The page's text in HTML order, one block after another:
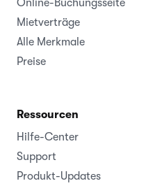
Online-Buchungsseite
Mietverträge
Alle Merkmale
Preise
Ressourcen
Hilfe-Center
Support
Produkt-Updates